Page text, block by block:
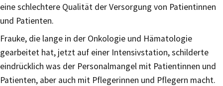
eine schlechtere Qualität der Versorgung von Patientinnen
und Patienten.
Frauke, die lange in der Onkologie und Hämatologie
gearbeitet hat, jetzt auf einer Intensivstation, schilderte
eindrücklich was der Personalmangel mit Patientinnen und
Patienten, aber auch mit Pflegerinnen und Pflegern macht.